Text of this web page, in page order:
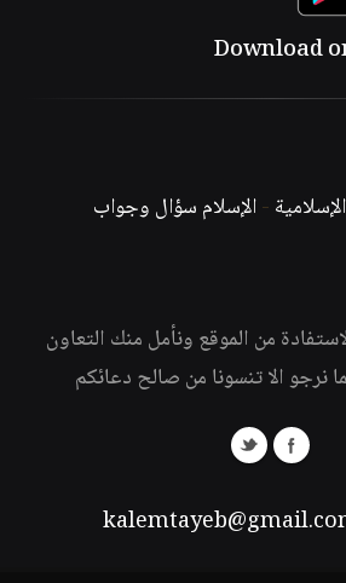
-الإسلام سؤال وجواب
من الموقع ونأمل منك التعاون
نرجو الا تنسونا من صالح دعائكم